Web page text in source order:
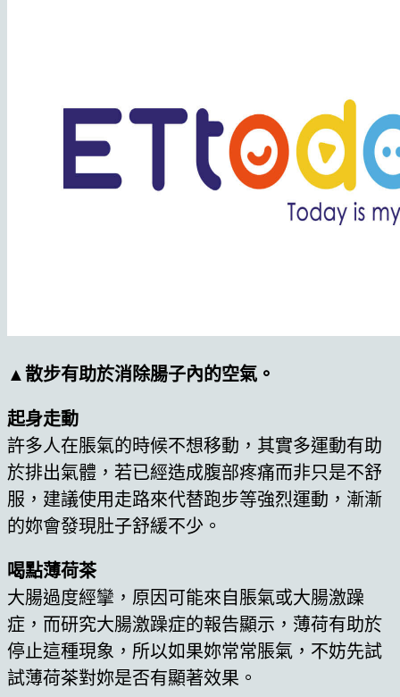
▲散步有助於消除腸子內的空氣。
起身走動
許多人在脹氣的時候不想移動，其實多運動有助
於排出氣體，若已經造成腹部疼痛而非只是不舒
服，建議使用走路來代替跑步等強烈運動，漸漸
的妳會發現肚子舒緩不少。
喝點薄荷茶
大腸過度經攣，原因可能來自脹氣或大腸激躁
症，而研究大腸激躁症的報告顯示，薄荷有助於
停止這種現象，所以如果妳常常脹氣，不妨先試
試薄荷茶對妳是否有顯著效果。